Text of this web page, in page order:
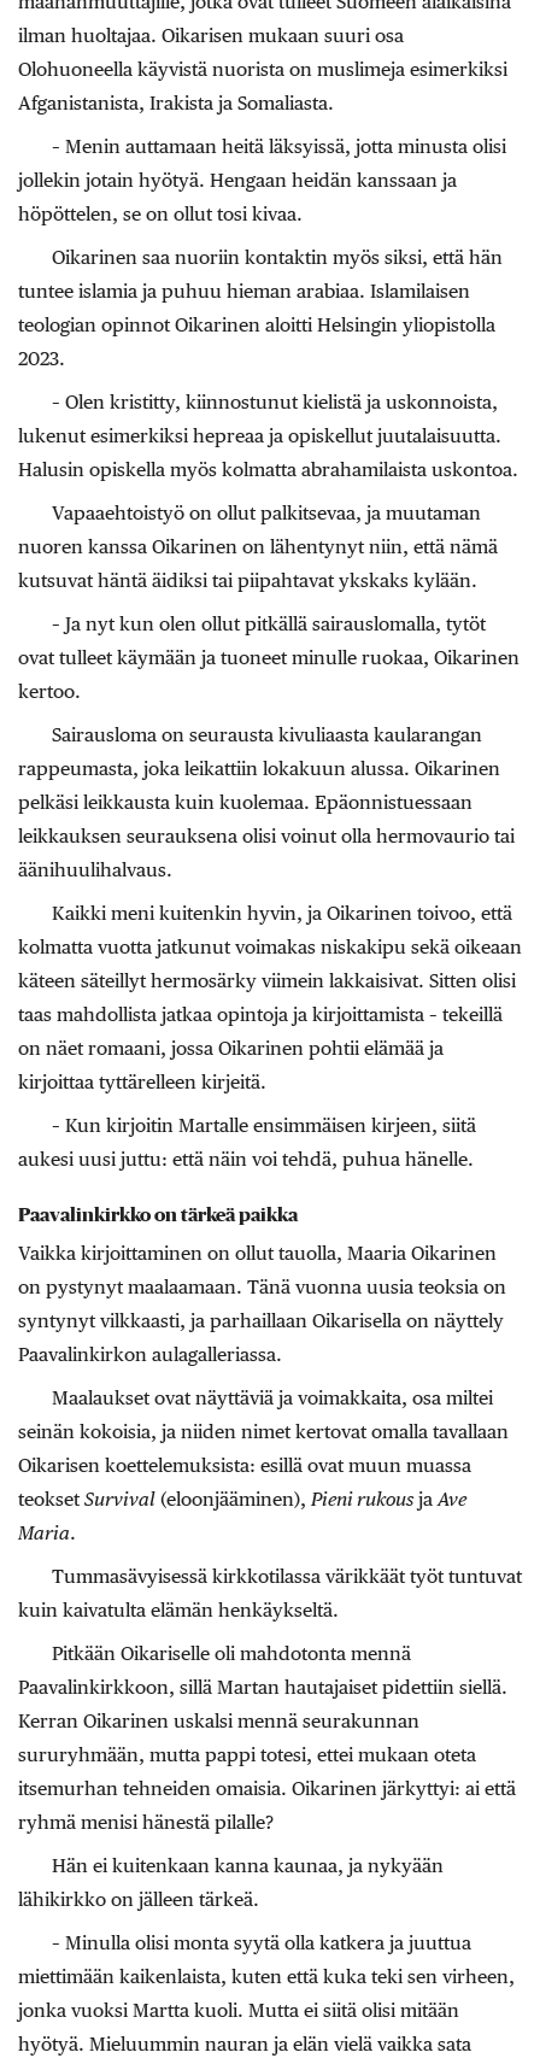
ilman huoltajaa. Oikarisen mukaan suuri osa
Olohuoneella käyvistä nuorista on muslimeja esimerkiksi
Afganistanista, Irakista ja Somaliasta.
– Menin auttamaan heitä läksyissä, jotta minusta olisi
jollekin jotain hyötyä. Hengaan heidän kanssaan ja
höpöttelen, se on ollut tosi kivaa.
Oikarinen saa nuoriin kontaktin myös siksi, että hän
tuntee islamia ja puhuu hieman arabiaa. Islamilaisen
teologian opinnot Oikarinen aloitti Helsingin yliopistolla
2023.
– Olen kristitty, kiinnostunut kielistä ja uskonnoista,
lukenut esimerkiksi hepreaa ja opiskellut juutalaisuutta.
Halusin opiskella myös kolmatta abrahamilaista uskontoa.
Vapaaehtoistyö on ollut palkitsevaa, ja muutaman
nuoren kanssa Oikarinen on lähentynyt niin, että nämä
kutsuvat häntä äidiksi tai piipahtavat ykskaks kylään.
– Ja nyt kun olen ollut pitkällä sairauslomalla, tytöt
ovat tulleet käymään ja tuoneet minulle ruokaa, Oikarinen
kertoo.
Sairausloma on seurausta kivuliaasta kaularangan
rappeumasta, joka leikattiin lokakuun alussa. Oikarinen
pelkäsi leikkausta kuin kuolemaa. Epäonnistuessaan
leikkauksen seurauksena olisi voinut olla hermovaurio tai
äänihuulihalvaus.
Kaikki meni kuitenkin hyvin, ja Oikarinen toivoo, että
kolmatta vuotta jatkunut voimakas niskakipu sekä oikeaan
käteen säteillyt hermosärky viimein lakkaisivat. Sitten olisi
taas mahdollista jatkaa opintoja ja kirjoittamista – tekeillä
on näet romaani, jossa Oikarinen pohtii elämää ja
kirjoittaa tyttärelleen kirjeitä.
– Kun kirjoitin Martalle ensimmäisen kirjeen, siitä
aukesi uusi juttu: että näin voi tehdä, puhua hänelle.
Paavalinkirkko on tärkeä paikka
Vaikka kirjoittaminen on ollut tauolla, Maaria Oikarinen
on pystynyt maalaamaan. Tänä vuonna uusia teoksia on
syntynyt vilkkaasti, ja parhaillaan Oikarisella on näyttely
Paavalinkirkon aulagalleriassa.
Maalaukset ovat näyttäviä ja voimakkaita, osa miltei
seinän kokoisia, ja niiden nimet kertovat omalla tavallaan
Oikarisen koettelemuksista: esillä ovat muun muassa
teokset Survival (eloonjääminen), Pieni rukousjaAve
Maria.
Tummasävyisessä kirkkotilassa värikkäät työt tuntuvat
kuin kaivatulta elämän henkäykseltä.
Pitkään Oikariselle oli mahdotonta mennä
Paavalinkirkkoon, sillä Martan hautajaiset pidettiin siellä.
Kerran Oikarinen uskalsi mennä seurakunnan
sururyhmään, mutta pappi totesi, ettei mukaan oteta
itsemurhan tehneiden omaisia. Oikarinen järkyttyi: ai että
ryhmä menisi hänestä pilalle?
Hän ei kuitenkaan kanna kaunaa, ja nykyään
lähikirkko on jälleen tärkeä.
– Minulla olisi monta syytä olla katkera ja juuttua
miettimään kaikenlaista, kuten että kuka teki sen virheen,
jonka vuoksi Martta kuoli. Mutta ei siitä olisi mitään
hyötyä. Mieluummin nauran ja elän vielä vaikka sata